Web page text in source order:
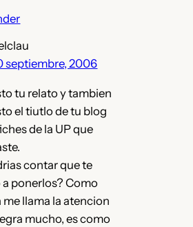
septiembre, 2006
tu relato y tambien
el tiutlo de tu blog
de la UP que
contar que te
ponerlos? Como
me llama la atencion
mucho, es como